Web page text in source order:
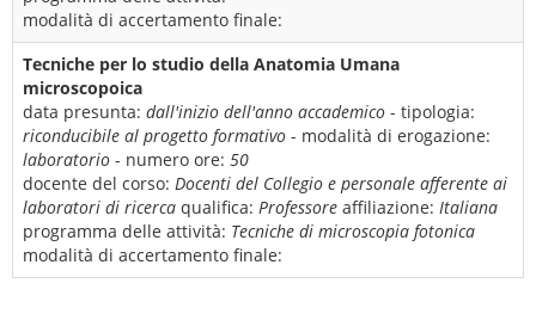
modalità di accertamento finale:
Tecniche per lo studio della Anatomia Umana
microscopoica
data presunta: dall'inizio dell'anno accademico - tipologia:
riconducibile al progetto formativo - modalità di erogazione:
laboratorio - numero ore: 50
docente del corso: Docenti del Collegio e personale afferente ai
laboratori di ricerca qualifica: Professore affiliazione: Italiana
programma delle attività: Tecniche di microscopia fotonica
modalità di accertamento finale: